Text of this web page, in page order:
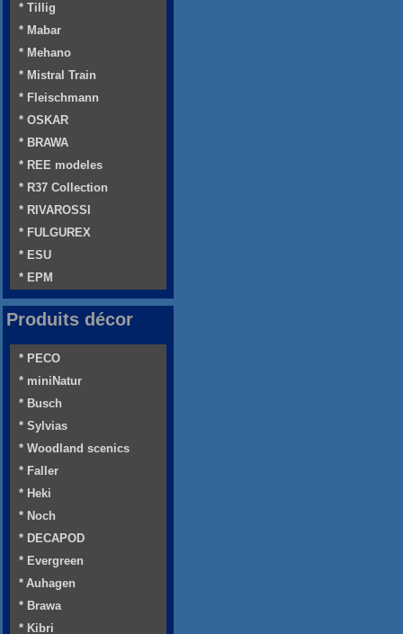
* Tillig
* Mabar
* Mehano
* Mistral Train
* Fleischmann
* OSKAR
* BRAWA
* REE modeles
* R37 Collection
* RIVAROSSI
* FULGUREX
* ESU
* EPM
Produits décor
* PECO
* miniNatur
* Busch
* Sylvias
* Woodland scenics
* Faller
* Heki
* Noch
* DECAPOD
* Evergreen
* Auhagen
* Brawa
* Kibri